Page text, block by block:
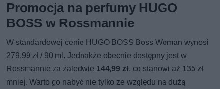
Promocja na perfumy HUGO
BOSS w Rossmannie
W standardowej cenie HUGO BOSS Boss Woman wynosi
279,99 zł / 90 ml. Jednakże obecnie dostępny jest w
Rossmannie za zaledwie 144,99 zł, co stanowi aż 135 zł
mniej. Warto go nabyć nie tylko ze względu na dużą